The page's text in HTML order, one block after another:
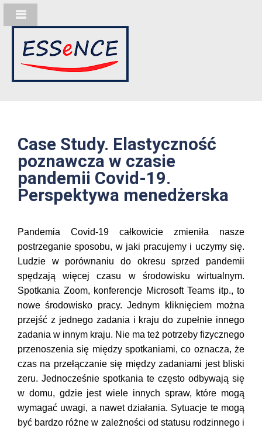
Case Study. Elastyczność
poznawcza w czasie
pandemii Covid-19.
Perspektywa menedżerska
Pandemia Covid-19 całkowicie zmieniła nasze
postrzeganie sposobu, w jaki pracujemy i uczymy się.
Ludzie w porównaniu do okresu sprzed pandemii
spędzają więcej czasu w środowisku wirtualnym.
Spotkania Zoom, konferencje Microsoft Teams itp., to
nowe środowisko pracy. Jednym kliknięciem można
przejść z jednego zadania i kraju do zupełnie innego
zadania w innym kraju. Nie ma też potrzeby fizycznego
przenoszenia się między spotkaniami, co oznacza, że
czas na przełączanie się między zadaniami jest bliski
zeru. Jednocześnie spotkania te często odbywają się
w domu, gdzie jest wiele innych spraw, które mogą
wymagać uwagi, a nawet działania. Sytuacje te mogą
być bardzo różne w zależności od statusu rodzinnego i